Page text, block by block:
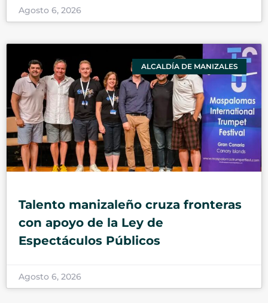
Agosto 6, 2026
ALCALDÍA DE MANIZALES
Talento manizaleño cruza fronteras
con apoyo de la Ley de
Espectáculos Públicos
Agosto 6, 2026